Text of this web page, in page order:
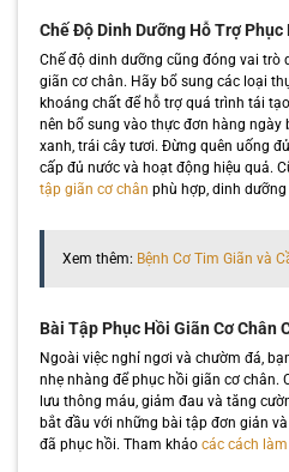
Chế Độ Dinh Dưỡng Hỗ Trợ Phục
Chế độ dinh dưỡng cũng đóng vai trò
giãn cơ chân. Hãy bổ sung các loại
khoáng chất để hỗ trợ quá trình tái
nên bổ sung vào thực đơn hàng ngày
xanh, trái cây tươi. Đừng quên uống
cấp đủ nước và hoạt động hiệu quả.
tập giãn cơ chân phù hợp, dinh
Xem thêm: Bệnh Cơ Tim Giãn và
Bài Tập Phục Hồi Giãn Cơ Chân
Ngoài việc nghỉ ngơi và chườm đá,
nhẹ nhàng để phục hồi giãn cơ chân.
lưu thông máu, giảm đau và tăng
bắt đầu với những bài tập đơn giản
đã phục hồi. Tham khảo các cách